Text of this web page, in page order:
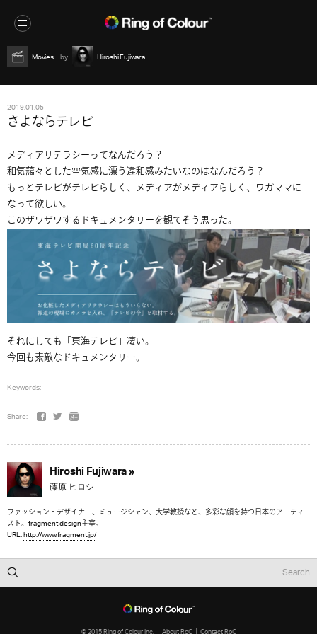
Movies Hiroshi Fujiwara
2019.01.05
さよならテレビ
メディアリテラシーってなんだろう？
和気藹々とした空気感に漂う違和感みたいなのはなんだろう？
もっとテレビがテレビらしく、メディアがメディアらしく、ワガママに
なって欲しい。
このザワザワするドキュメンタリーを観てそう思った。
それにしても「東海テレビ」凄い。
今回も素敵なドキュメンタリー。
Keywords:
Share:
Hiroshi Fujiwara »
藤原 ヒロシ
ファッション・デザイナー、ミュージシャン、大学教授など、多彩な顔を持つ日本のアーティ
スト。fragment design主宰。
URL:http://www.fragment.jp/